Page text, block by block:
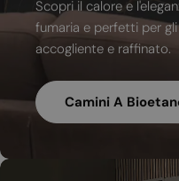
Scopri il calore e
fumaria e perfetti per
accogliente e raffinato.
Camini A